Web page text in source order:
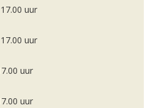
uur
uur
uur
uur